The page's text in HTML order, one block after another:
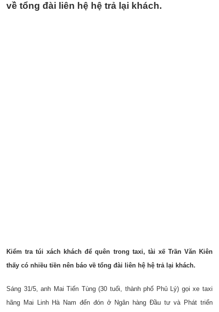
về tổng đài liên hệ hệ trả lại khách.
Kiểm tra túi xách khách để quên trong taxi, tài xế Trần Văn Kiên
thấy có nhiều tiền nên báo về tổng đài liên hệ hệ trả lại khách.
Sáng 31/5, anh Mai Tiến Tùng (30 tuổi, thành phố Phủ Lý) gọi xe taxi
hãng Mai Linh Hà Nam đến đón ở Ngân hàng Đầu tư và Phát triển